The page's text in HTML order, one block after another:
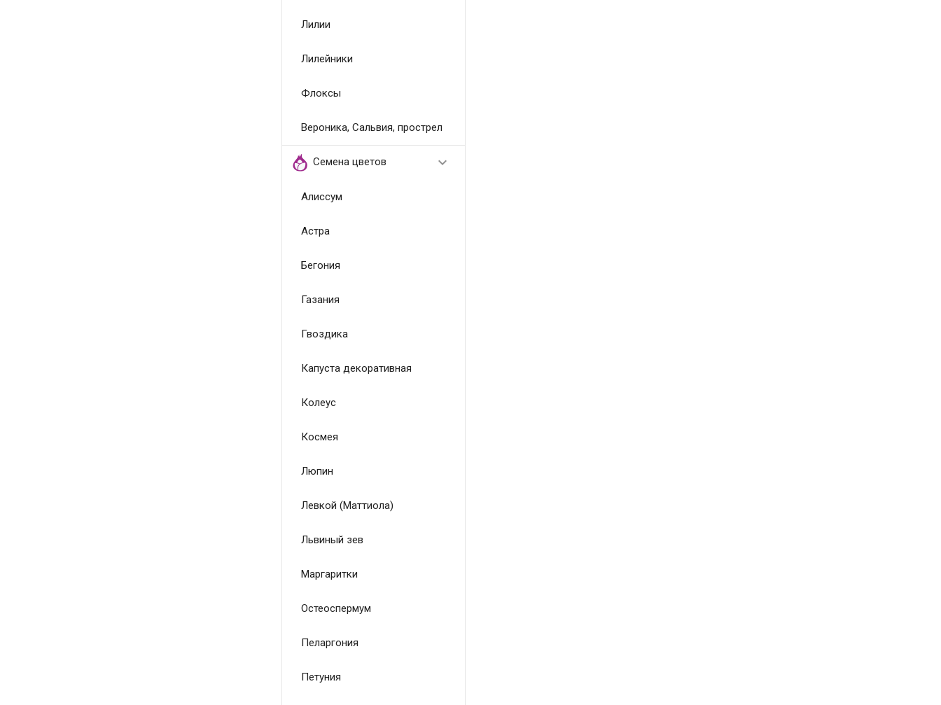
Лилии
Лилейники
Флоксы
Вероника, Сальвия, прострел
Семена цветов 
Алиссум
Астра
Бегония
Газания
Гвоздика
Капуста декоративная
Колеус
Космея
Люпин
Левкой (Маттиола)
Львиный зев
Маргаритки
Остеоспермум
Пеларгония
Петуния